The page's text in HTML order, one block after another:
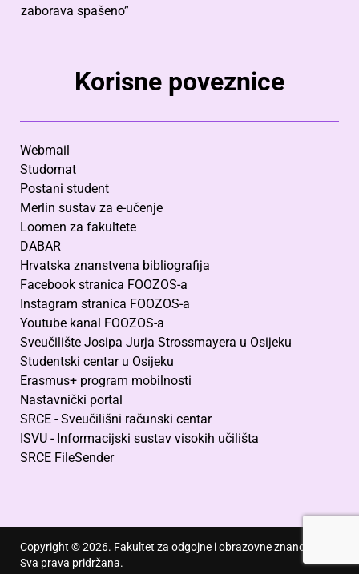
zaborava spašeno”
Korisne poveznice
Webmail
Studomat
Postani student
Merlin sustav za e-učenje
Loomen za fakultete
DABAR
Hrvatska znanstvena bibliografija
Facebook stranica FOOZOS-a
Instagram stranica FOOZOS-a
Youtube kanal FOOZOS-a
Sveučilište Josipa Jurja Strossmayera u Osijeku
Studentski centar u Osijeku
Erasmus+ program mobilnosti
Nastavnički portal
SRCE - Sveučilišni računski centar
ISVU - Informacijski sustav visokih učilišta
SRCE FileSender
Copyright © 2026. Fakultet za odgojne i obrazovne znanosti.
Sva prava pridržana.